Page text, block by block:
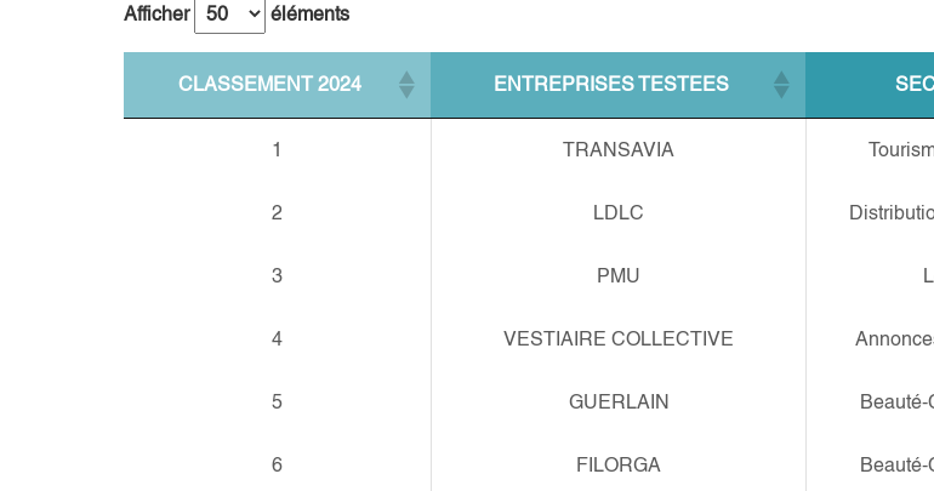
Afficher éléments
CLASSEMENT 2024 ENTREPRISES TESTEES
1 TRANSAVIA
2 LDLC
3 PMU
4 VESTIAIRE COLLECTIVE
5 GUERLAIN
6 FILORGA